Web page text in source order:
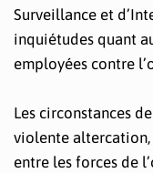
Surveillance et
inquiétudes quant
employées contre
Les circonstances
violente altercation,
entre les forces de